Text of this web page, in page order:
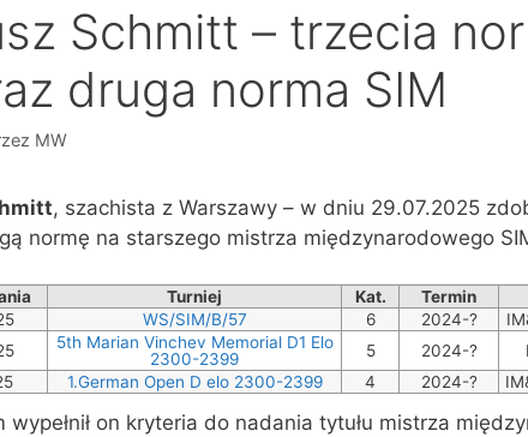
Schmitt – trzecia
druga norma SIM
MW
, szachista z Warszawy – w dniu 29.07.2025
normę na starszego mistrza międzynarodowego
Turniej Kat. Termin
WS/SIM/B/57 6 2024-?
5th Marian Vinchev Memorial D1 Elo
2300-2399
5 2024-?
1.German Open D elo 2300-2399 4 2024-?
wypełnił on kryteria do nadania tytułu mistrza